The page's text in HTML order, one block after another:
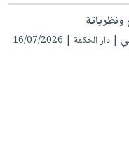
| دار الحكمة | 16/07/2026